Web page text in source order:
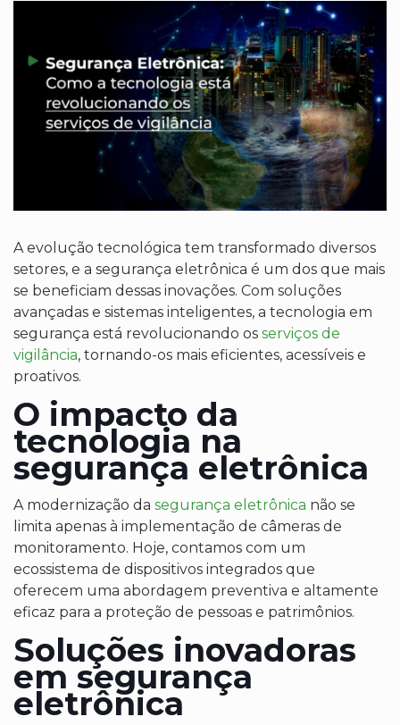
A evolução tecnológica tem transformado diversos
setores, e a segurança eletrônica é um dos que mais
se beneficiam dessas inovações. Com soluções
avançadas e sistemas inteligentes, a tecnologia em
segurança está revolucionando os serviços de
vigilância, tornando-os mais eficientes, acessíveis e
proativos.
O impacto da
tecnologia na
segurança eletrônica
A modernização da segurança eletrônica não se
limita apenas à implementação de câmeras de
monitoramento. Hoje, contamos com um
ecossistema de dispositivos integrados que
oferecem uma abordagem preventiva e altamente
eficaz para a proteção de pessoas e patrimônios.
Soluções inovadoras
em segurança
eletrônica